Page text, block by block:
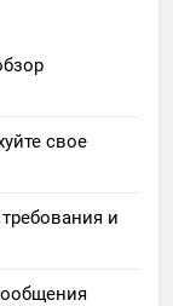
свое
и